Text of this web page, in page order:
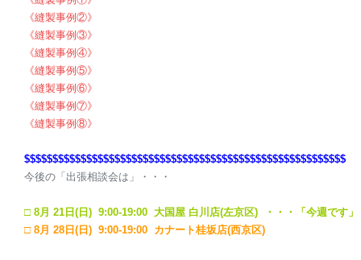
《縫製事例②》
《縫製事例③》
《縫製事例④》
《縫製事例⑤》
《縫製事例⑥》
《縫製事例⑦》
《縫製事例⑧》
$$$$$$$$$$$$$$$$$$$$$$$$$$$$$$$$$$$$$$$$$$$$$$$$$$$$$$$$$
今後の「出張相談会は」・・・
□ 8月 21日(日) 9:00-19:00 大国屋 白川店(左京区) ・・・「今週です」
□ 8月 28日(日) 9:00-19:00 カナート桂坂店(西京区)